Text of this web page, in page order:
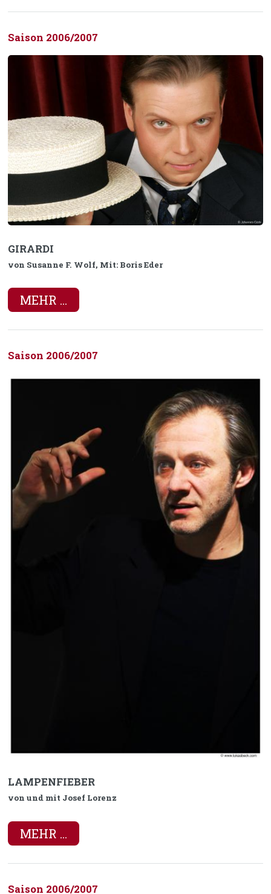
Saison 2006/2007
GIRARDI
von Susanne F. Wolf, Mit: Boris Eder
MEHR ...
Saison 2006/2007
LAMPENFIEBER
von und mit Josef Lorenz
MEHR ...
Saison 2006/2007